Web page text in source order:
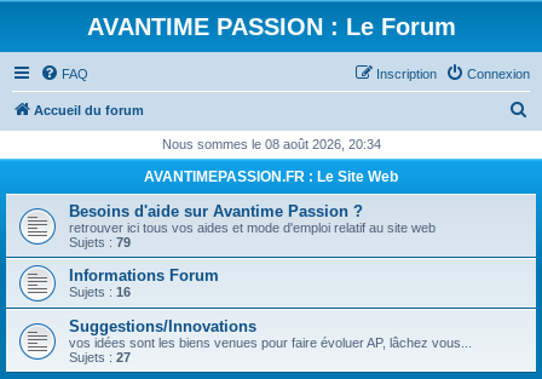
AVANTIME PASSION : Le Forum
FAQ Connexion
Inscription
Accueil du forum
h
r
h
r
Nous sommes le 08 août 2026, 20:34
AVANTIMEPASSION.FR : Le Site Web
Besoins d'aide sur Avantime Passion ?
retrouver ici tous vos aides et mode d'emploi relatif au site web
Sujets : 79
Informations Forum
Sujets : 16
Suggestions/Innovations
vos idées sont les biens venues pour faire évoluer AP, lâchez vous...
Sujets : 27